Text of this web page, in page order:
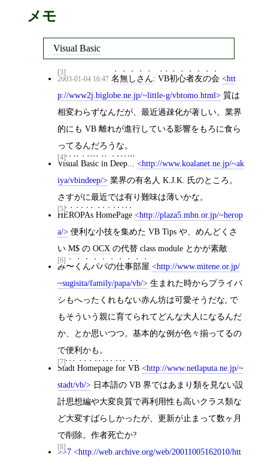
メモ
Visual Basic
[3]
2003-01-04 16:47 名無しさん: VB初心者友の会
htt
p://www2j.biglobe.ne.jp/~little-g/vbtomo.html
質は
相変わらずなんだが、最近過疎化が著しい。業界
的にも VB 離れが進行している影響をもろに食ら
ってるんだろうな。
[4]
Visual Basic in Deep...
http://www.koalanet.ne.jp/~ak
iya/vbindeep/
業界の有名人 K.J.K. 氏のところ。
さすがに最近では有り難味は薄いかな。
[5]
HEROPAs HomePage
http://plaza5.mbn.or.jp/~herop
a/
便利な小技を集めた VB Tips や、めんどくさ
い M$ の OCX の代替 class module とかが素敵
[6]
み〜くんパパの仕事部屋
http://www.mitene.or.jp/
~sugisita/family/papa/vb/
生まれた時からプライバ
シもへったくれもない赤ん坊は可愛そうだな, で
もそういう親に育てられてどんな大人になるんだ
か、とか思いつつ。基本的な例が色々揃ってるの
で便利かも。
[7]
Stadt Homepage for VB
http://www.netlaputa.ne.jp/~
stadt/vb/
日本語の VB 界ではあまり類を見ない設
計思想編や大変良質で再利用性も高いクラス類な
ど大変すばらしかったが、更新が止まって数ヶ月
で削除。作者死亡か?
[8]
>>7
http://web.archive.org/web/20011005162010/htt